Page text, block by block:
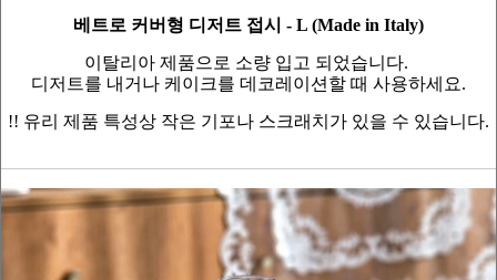
베트로 커버형 디저트 접시 - L (Made in Italy)
이탈리아 제품으로 소량 입고 되었습니다.
디저트를 내거나 케이크를 데코레이션할 때 사용하세요.
!! 유리 제품 특성상 작은 기포나 스크래치가 있을 수 있습니다.